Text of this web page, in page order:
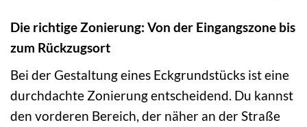
Die richtige Zonierung: Von der Eingangszone bis
zum Rückzugsort
Bei der Gestaltung eines Eckgrundstücks ist eine
durchdachte Zonierung entscheidend. Du kannst
den vorderen Bereich, der näher an der Straße